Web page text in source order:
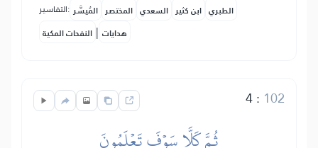
التفاسير: المُيسَّر المختصر السعدي ابن كثير الطبري
النفحات المكية | هدايات
4: 102
ثُمَّ كَلَّا سَوۡفَ تَعۡلَمُونَ